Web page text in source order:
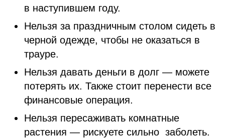
в наступившем году.
Нельзя за праздничным столом сидеть в
черной одежде, чтобы не оказаться в
трауре.
Нельзя давать деньги в долг — можете
потерять их. Также стоит перенести все
финансовые операция.
Нельзя пересаживать комнатные
растения — рискуете сильно заболеть.